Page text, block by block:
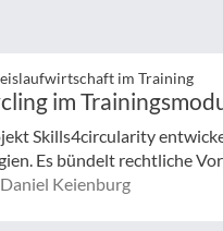
im Training
im
Skills4circularity
Es bündelt rechtliche
Keienburg